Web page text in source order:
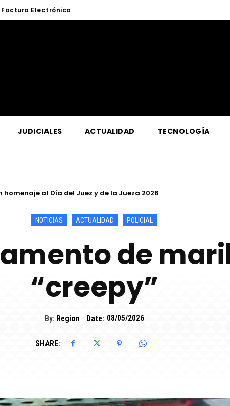
Factura Electrónica
JUDICIALES ACTUALIDAD TECNOLOGÍA
contra la criminalidad en conferencia magistral organizada
NOTICIAS ACTUALIDAD POLICIAL
de
“creepy”
By: Region Date: 08/05/2026
SHARE: